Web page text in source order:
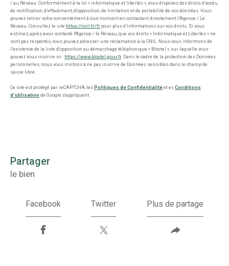
/ au Réseau. Conformément à la loi « informatique et libertés », vous disposez des droits d’accès,
de rectification, d’effacement, d’opposition, de limitation et de portabilité de vos données. Vous
pouvez retirer votre consentement à tout moment en contactant directement l’Agence / Le
Réseau. Consultez le site https://cnil.fr/fr pour plus d’informations sur vos droits. Si vous
estimez, après avoir contacté l'Agence / le Réseau, que vos droits « Informatique et Libertés » ne
sont pas respectés, vous pouvez adresser une réclamation à la CNIL. Nous vous informons de
l’existence de la liste d'opposition au démarchage téléphonique « Bloctel », sur laquelle vous
pouvez vous inscrire ici : https://www.bloctel.gouv.fr. Dans le cadre de la protection des Données
personnelles, nous vous invitons à ne pas inscrire de Données sensibles dans le champ de
saisie libre.
Ce site est protégé par reCAPTCHA, les Politiques de Confidentialité et es Conditions
d'utilisation de Google s'appliquent.
partager
le bien
Facebook Twitter Plus de partage